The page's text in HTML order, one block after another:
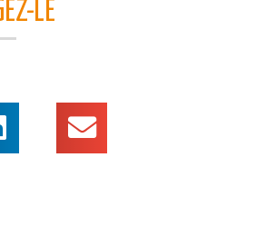
: comment
brut, net et net-
…